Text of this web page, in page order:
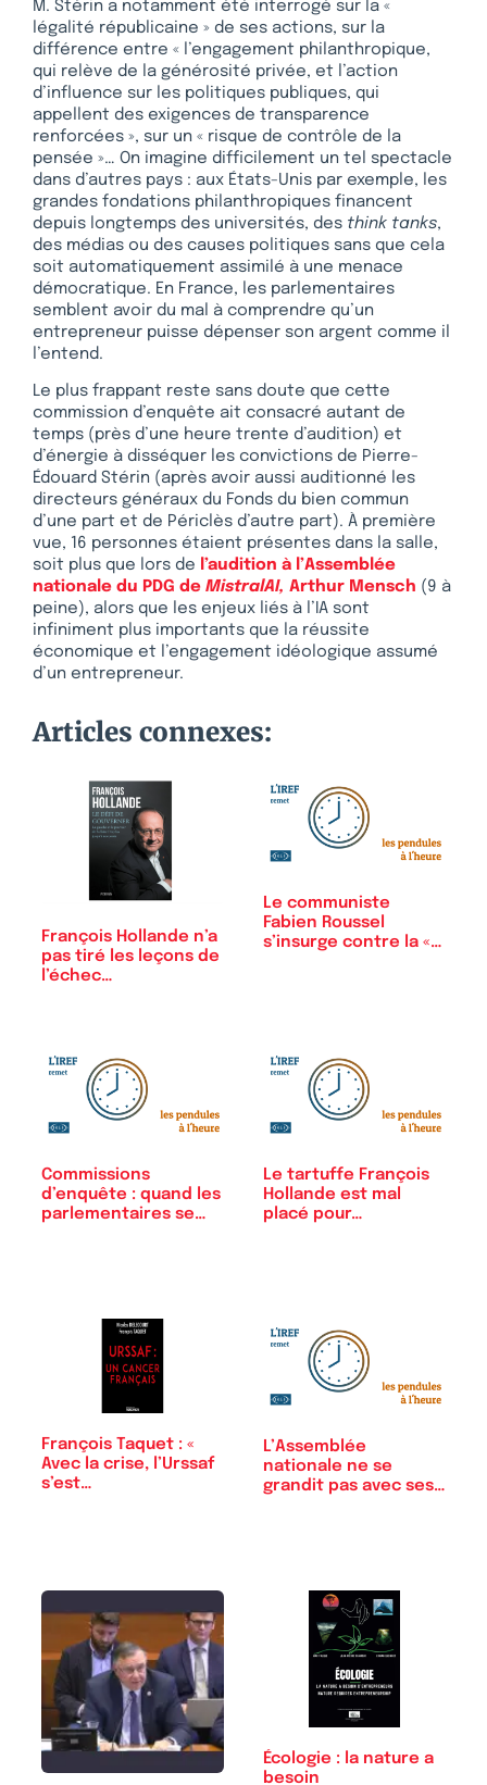
M. Stérin a notamment été interrogé sur la «
légalité républicaine » de ses actions, sur la
différence entre « l’engagement philanthropique,
qui relève de la générosité privée, et l’action
d’influence sur les politiques publiques, qui
appellent des exigences de transparence
renforcées », sur un « risque de contrôle de la
pensée »… On imagine difficilement un tel spectacle
dans d’autres pays : aux États-Unis par exemple, les
grandes fondations philanthropiques financent
depuis longtemps des universités, des think tanks,
des médias ou des causes politiques sans que cela
soit automatiquement assimilé à une menace
démocratique. En France, les parlementaires
semblent avoir du mal à comprendre qu’un
entrepreneur puisse dépenser son argent comme il
l’entend.
Le plus frappant reste sans doute que cette
commission d’enquête ait consacré autant de
temps (près d’une heure trente d’audition) et
d’énergie à disséquer les convictions de Pierre-
Édouard Stérin (après avoir aussi auditionné les
directeurs généraux du Fonds du bien commun
d’une part et de Périclès d’autre part). À première
vue, 16 personnes étaient présentes dans la salle,
soit plus que lors de l’audition à l’Assemblée
nationale du PDG de MistralAI, Arthur Mensch (9 à
peine), alors que les enjeux liés à l’IA sont
infiniment plus importants que la réussite
économique et l’engagement idéologique assumé
d’un entrepreneur.
Articles connexes:
François Hollande n’a
pas tiré les leçons de
l’échec…
Le communiste
Fabien Roussel
s’insurge contre la «…
Commissions
d’enquête : quand les
parlementaires se…
Le tartuffe François
Hollande est mal
placé pour…
François Taquet : «
Avec la crise, l’Urssaf
s’est…
L’Assemblée
nationale ne se
grandit pas avec ses…
Écologie : la nature a
besoin